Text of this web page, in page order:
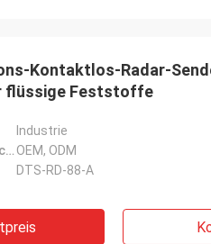
Kontaktlos-Radar-
flüssige Feststoffe
Industrie
Kundenspezifische Unterstützung: OEM, ODM
DTS-RD-88-A